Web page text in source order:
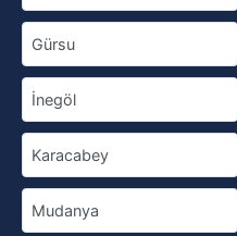
Gürsu
İnegöl
Karacabey
Mudanya